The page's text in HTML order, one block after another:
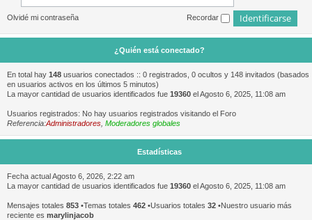
Olvidé mi contraseña Recordar
¿Quién está conectado?
En total hay 148 usuarios conectados :: 0 registrados, 0 ocultos y 148 invitados (basados
en usuarios activos en los últimos 5 minutos)
La mayor cantidad de usuarios identificados fue 19360 el Agosto 6, 2025, 11:08 am
Usuarios registrados: No hay usuarios registrados visitando el Foro
Referencia:Administradores Moderadores globales
Estadísticas
Fecha actual Agosto 6, 2026, 2:22 am
La mayor cantidad de usuarios identificados fue 19360 el Agosto 6, 2025, 11:08 am
Mensajes totales 853 •Temas totales 462 •Usuarios totales 32 •Nuestro usuario más
reciente es marylinjacob